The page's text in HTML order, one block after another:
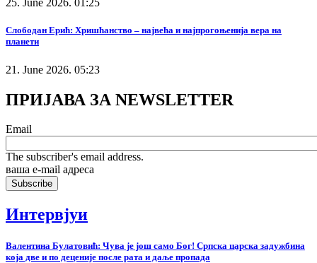
25. June 2026. 01:25
Слободан Ерић: Хришћанство – највећа и најпрогоњенија вера на
планети
21. June 2026. 05:23
ПРИЈАВА ЗА NEWSLETTER
Email
The subscriber's email address.
ваша е-mail адреса
Интервјуи
Валентина Булатовић: Чува је још само Бог! Српска царска задужбина
која две и по деценије после рата и даље пропада